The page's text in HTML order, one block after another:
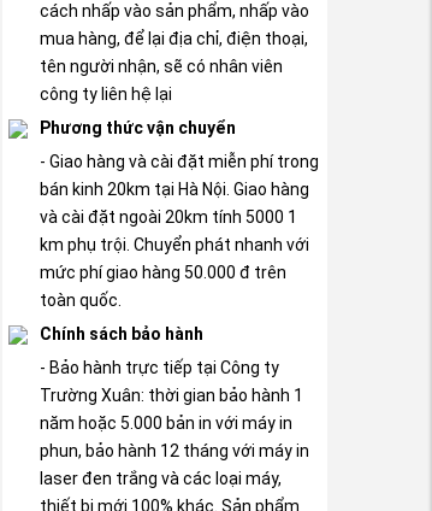
cách nhấp vào sản phẩm, nhấp vào
mua hàng, để lại địa chỉ, điện thoại,
tên người nhận, sẽ có nhân viên
công ty liên hệ lại
Phương thức vận chuyển
- Giao hàng và cài đặt miễn phí trong
bán kinh 20km tại Hà Nội. Giao hàng
và cài đặt ngoài 20km tính 5000 1
km phụ trội. Chuyển phát nhanh với
mức phí giao hàng 50.000 đ trên
toàn quốc.
Chính sách bảo hành
- Bảo hành trực tiếp tại Công ty
Trường Xuân: thời gian bảo hành 1
năm hoặc 5.000 bản in với máy in
phun, bảo hành 12 tháng với máy in
laser đen trắng và các loại máy,
thiết bị mới 100% khác. Sản phẩm